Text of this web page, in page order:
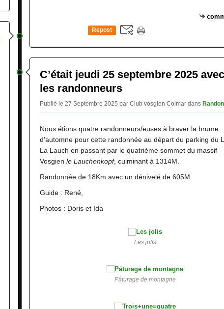
Repost
C’était jeudi 25 septembre 2025 avec
les randonneurs
Publié le 27 Septembre 2025 par Club vosgien Colmar dans
Nous étions quatre randonneurs/euses à braver la brume
d’automne pour cette randonnée au départ du parking du
La Lauch en passant par le quatrième sommet du massif
Vosgien le Lauchenkopf, culminant à 1314M.
Randonnée de 18Km avec un dénivelé de 605M
Guide : René,
Photos : Doris et Ida
Les jolis
Pâturage de montagne